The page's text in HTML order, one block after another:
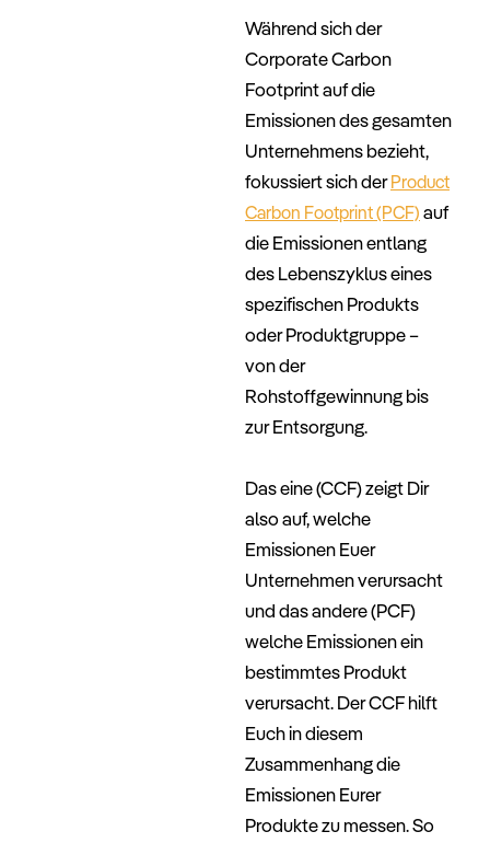
Während sich der
Corporate Carbon
Footprint auf die
Emissionen des gesamten
Unternehmens bezieht,
fokussiert sich derProduct
Carbon Footprint (PCF) auf
die Emissionen entlang
des Lebenszyklus eines
spezifischen Produkts
oder Produktgruppe –
von der
Rohstoffgewinnung bis
zur Entsorgung.
Das eine (CCF) zeigt Dir
also auf, welche
Emissionen Euer
Unternehmen verursacht
und das andere (PCF)
welche Emissionen ein
bestimmtes Produkt
verursacht. Der CCF hilft
Euch in diesem
Zusammenhang die
Emissionen Eurer
Produkte zu messen. So